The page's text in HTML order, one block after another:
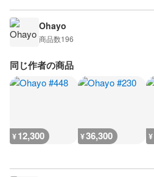
Ohayo
商品数196
同じ作者の商品
¥12,300 ¥36,300 ¥